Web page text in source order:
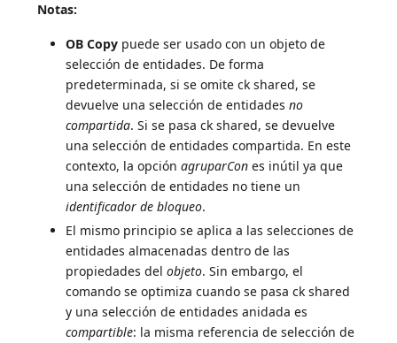
Notas:
OB Copy puede ser usado con un objeto de
selección de entidades. De forma
predeterminada, si se omite ck shared, se
devuelve una selección de entidadesno
compartida. Si se pasa ck shared, se devuelve
una selección de entidades compartida. En este
contexto, la opciónagruparCon es inútil ya que
una selección de entidades no tiene un
identificador de bloqueo.
El mismo principio se aplica a las selecciones de
entidades almacenadas dentro de las
propiedades delobjeto. Sin embargo, el
comando se optimiza cuando se pasa ck shared
y una selección de entidades anidada es
compartible: la misma referencia de selección de